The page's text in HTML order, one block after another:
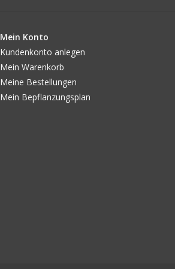
Mein Konto
Kundenkonto anlegen
Mein Warenkorb
Meine Bestellungen
Mein Bepflanzungsplan